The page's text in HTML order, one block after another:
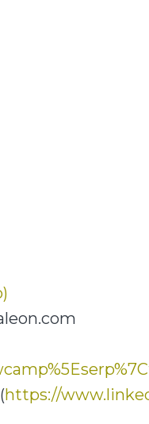
https://